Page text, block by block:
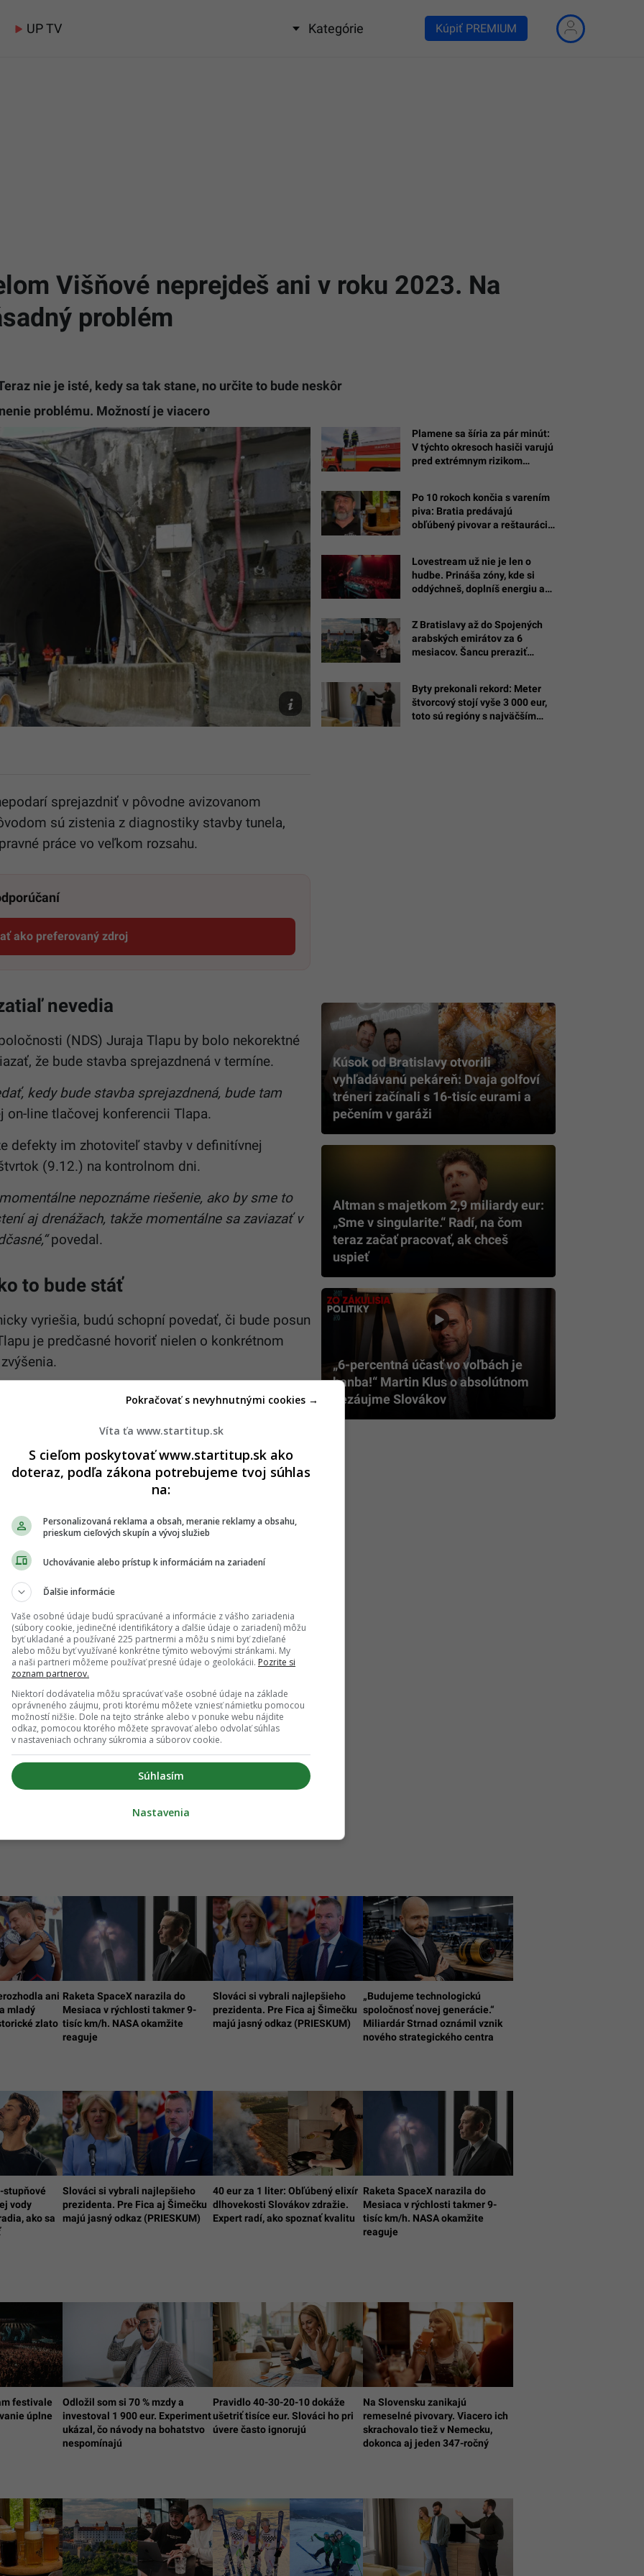
UP TV Kategórie Kúpiť PREMIUM
Višňové neprejdeš ani v roku 2023. Na
problém
nie je isté, kedy sa tak stane, no určite to bude neskôr
problému. Možností je viacero
Fotografia
z
26.
TASR/Erika
Ďurčová
sprejazdniť v pôvodne avizovanom
sú zistenia z diagnostiky stavby tunela,
práce vo veľkom rozsahu.
ako preferovaný zdroj
Startitup, odkaz sa otvorí v novom okne
nevedia
(NDS) Juraja Tlapu by bolo nekorektné
že bude stavba sprejazdnená v termíne.
kedy bude stavba sprejazdnená, bude tam
on-line tlačovej konferencii Tlapa.
defekty im zhotoviteľ stavby v definitívnej
(9.12.) na kontrolnom dni.
nepoznáme riešenie, ako by sme to
aj drenážach, takže momentálne sa zaviazať v
povedal.
to bude stáť
vyriešia, budú schopní povedať, či bude posun
je predčasné hovoriť nielen o konkrétnom
identifikovaných chýb. „
S ohľadom na
konanie sa v tejto chvíli nemôžeme vyjadrovať k
zhotoviteľovi,“ podotkol.
Skanska, ktorá je novým zhotoviteľom
skala. Zmluvná cena na dokončenie 13,5-
dlhého tunela Višňové je 255 miliónov
ako preferovaný zdroj
Startitup, odkaz sa otvorí v novom okne
že máš postreh alebo si našiel v článku chybu, napíš nám na
redakcia@startitup.sk
višňové
Plamene sa šíria za pár minút:
V týchto okresoch hasiči varujú
pred extrémnym rizikom
Po 10 rokoch končia s varením
piva: Bratia predávajú
obľúbený pivovar a reštaurácie
Lovestream už nie je len o
hudbe. Prináša zóny, kde si
oddýchneš, doplníš energiu a
Z Bratislavy až do Spojených
arabských emirátov za 6
mesiacov. Šancu preraziť
Byty prekonali rekord: Meter
štvorcový stojí vyše 3 000 eur,
toto sú regióny s najväčším
Kúsok od Bratislavy otvorili
vyhľadávanú pekáreň: Dvaja golfoví
tréneri začínali s 16-tisíc eurami a
pečením v garáži
Altman s majetkom 2,9 miliardy eur:
„Sme v singularite.“ Radí, na čom
teraz začať pracovať, ak chceš
uspieť
„6-percentná účasť vo voľbách je
hanba!“ Martin Klus o absolútnom
nezáujme Slovákov
ani
mladý
zlato
Raketa SpaceX narazila do
Mesiaca v rýchlosti takmer 9-
tisíc km/h. NASA okamžite
reaguje
Slováci si vybrali najlepšieho
prezidenta. Pre Fica aj Šimečku
majú jasný odkaz (PRIESKUM)
„Budujeme technologickú
spoločnosť novej generácie.“
Miliardár Strnad oznámil vznik
nového strategického centra
stupňové
vody
ako sa
Slováci si vybrali najlepšieho
prezidenta. Pre Fica aj Šimečku
majú jasný odkaz (PRIESKUM)
40 eur za 1 liter: Obľúbený elixír
dlhovekosti Slovákov zdražie.
Expert radí, ako spoznať kvalitu
Raketa SpaceX narazila do
Mesiaca v rýchlosti takmer 9-
tisíc km/h. NASA okamžite
reaguje
festivale
úplne
Odložil som si 70 % mzdy a
investoval 1 900 eur. Experiment
ukázal, čo návody na bohatstvo
nespomínajú
Pravidlo 40-30-20-10 dokáže
ušetriť tisíce eur. Slováci ho pri
úvere často ignorujú
Na Slovensku zanikajú
remeselné pivovary. Viacero ich
skrachovalo tiež v Nemecku,
dokonca aj jeden 347-ročný
Víta ťa www.startitup.sk
S cieľom poskytovať www.startitup.sk ako
doteraz, podľa zákona potrebujeme tvoj súhlas
na:
Personalizovaná reklama a obsah, meranie reklamy a obsahu,
prieskum cieľových skupín a vývoj služieb
Uchovávanie alebo prístup k informáciám na zariadení
Ďalšie informácie
Vaše osobné údaje budú spracúvané a informácie z vášho zariadenia
(súbory cookie, jedinečné identifikátory a ďalšie údaje o zariadení) môžu
byť ukladané a používané 225 partnermi a môžu s nimi byť zdieľané
alebo môžu byť využívané konkrétne týmito webovými stránkami. My
a naši partneri môžeme používať presné údaje o geolokácii. Pozrite si
zoznam partnerov.
Niektorí dodávatelia môžu spracúvať vaše osobné údaje na základe
oprávneného záujmu, proti ktorému môžete vzniesť námietku pomocou
možností nižšie. Dole na tejto stránke alebo v ponuke webu nájdite
odkaz, pomocou ktorého môžete spravovať alebo odvolať súhlas
v nastaveniach ochrany súkromia a súborov cookie.
Súhlasím
Pokračovať s nevyhnutnými cookies →
Nastavenia